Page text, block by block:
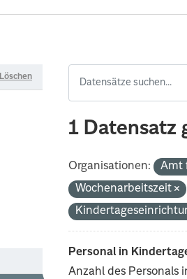
Löschen
1 Datensatz
Organisationen: Amt
Wochenarbeitszeit
Personal in
Anzahl des Personals